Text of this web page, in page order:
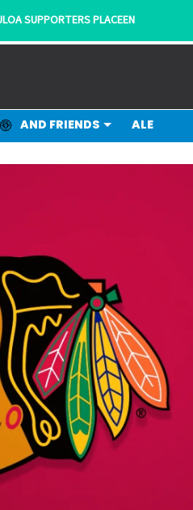
KANNATTAJILLE!
AND FRIENDS ALE